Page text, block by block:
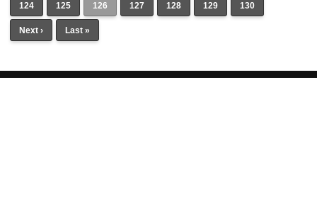
124 125 126 127 128 129 130
Next › Last »